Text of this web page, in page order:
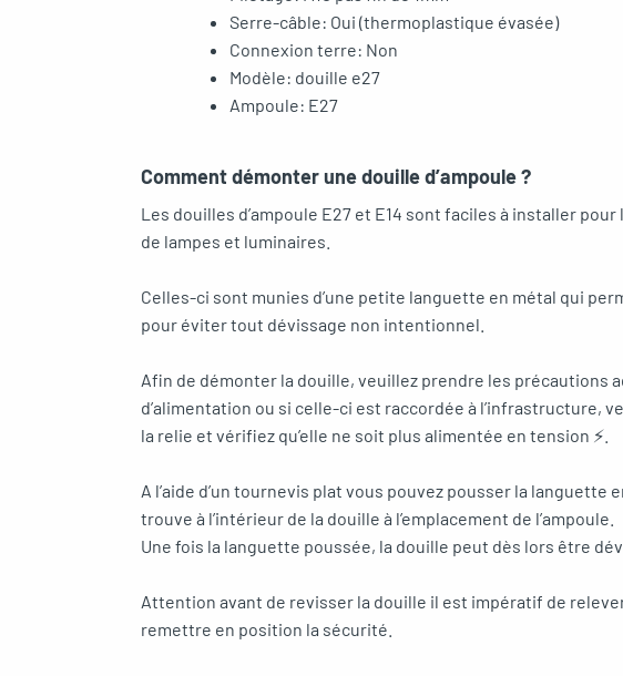
Serre-câble: Oui (thermoplastique évasée)
Connexion terre: Non
Modèle: douille e27
Ampoule: E27
Comment démonter une douille d’ampoule ?
Les douilles d’ampoule E27 et E14 sont faciles à installer
de lampes et luminaires.
Celles-ci sont munies d’une petite languette en métal qui
pour éviter tout dévissage non intentionnel.
Afin de démonter la douille, veuillez prendre les précautions
d’alimentation ou si celle-ci est raccordée à l’infrastructure,
la relie et vérifiez qu’elle ne soit plus alimentée en tension ⚡.
A l’aide d’un tournevis plat vous pouvez pousser la languette
trouve à l’intérieur de la douille à l’emplacement de l’ampoule.
Une fois la languette poussée, la douille peut dès lors être
Attention avant de revisser la douille il est impératif de
remettre en position la sécurité.